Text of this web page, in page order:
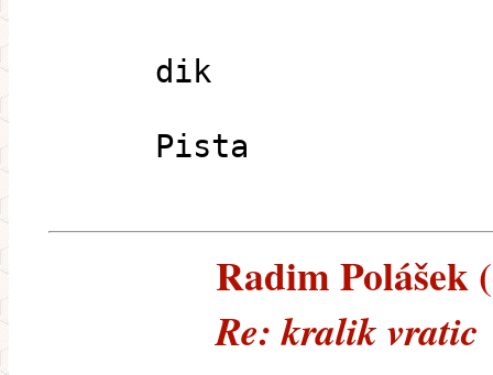
dik
Pista
Radim Polášek
Re: kralik vratic